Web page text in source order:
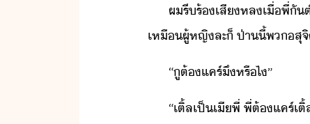
ผ​รี​ร้​เสีหล​เื่​พี่​ั
เหื​ผู้หญิ​ละ​็​ ​ป่าี้​พ​สุ
​“​ู​ต้​แคร์​ึ​หรืไ​”​
​“​เติ​้ล​เป็​เี​พี่​ ​พี่​ต้​แคร์​เติ​้